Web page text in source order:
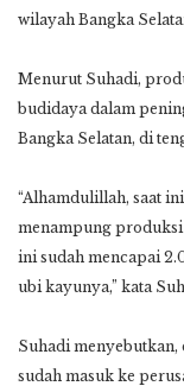
wilayah Bangka
Menurut Suhadi,
budidaya dalam
Bangka Selatan, di
“Alhamdulillah, saat
menampung
ini sudah mencapai
ubi kayunya,” kata
Suhadi
sudah masuk ke